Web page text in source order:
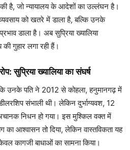
है, जो न्यायालय के आदेशों का उल्लंघन है।
को खतरे में डाला है, बल्कि उनके
डाला है। अब सुप्रिया ख्यालिया
गुहार लगा रही हैं।
सुप्रिया ख्यालिया का संघर्ष
कि उनके पति ने 2012 से कोहला, हनुमानगढ़ में
संभाली थी। लेकिन दुर्भाग्यवश, 12
निधन हो गया। इस मुश्किल वक्त में
का आश्वासन तो दिया, लेकिन वास्तविकता यह
कागजी बाधाओं का सामना किया।